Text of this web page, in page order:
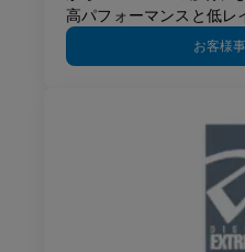
高パフォーマンスと低レ
お客様